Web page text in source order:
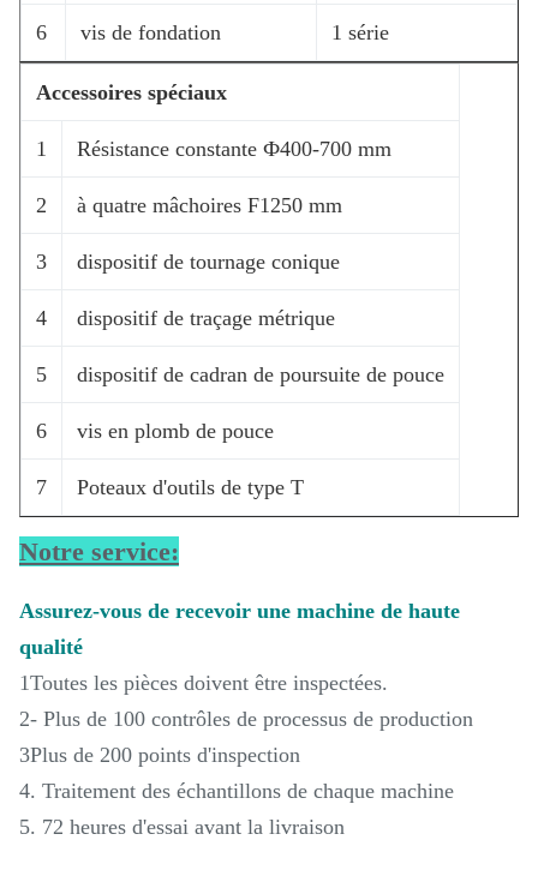
6 vis de fondation 1 série
Accessoires spéciaux
1 Résistance constante Ф400-700 mm
2 à quatre mâchoires F1250 mm
3 dispositif de tournage conique
4 dispositif de traçage métrique
5 dispositif de cadran de poursuite de pouce
6 vis en plomb de pouce
7 Poteaux d'outils de type T
Notre service:
Assurez-vous de recevoir une machine de haute
qualité
1Toutes les pièces doivent être inspectées.
2- Plus de 100 contrôles de processus de production
3Plus de 200 points d'inspection
4. Traitement des échantillons de chaque machine
5. 72 heures d'essai avant la livraison